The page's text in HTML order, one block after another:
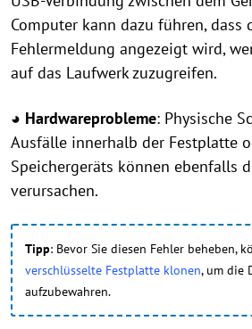
Computer kann dazu führen, dass
Fehlermeldung angezeigt wird,
auf das Laufwerk zuzugreifen.
◕ Hardwareprobleme: Physische
Ausfälle innerhalb der Festplatte
Speichergeräts können ebenfalls
verursachen.
Tipp: Bevor Sie diesen Fehler beheben,
verschlüsselte Festplatte klonen, um die
aufzubewahren.